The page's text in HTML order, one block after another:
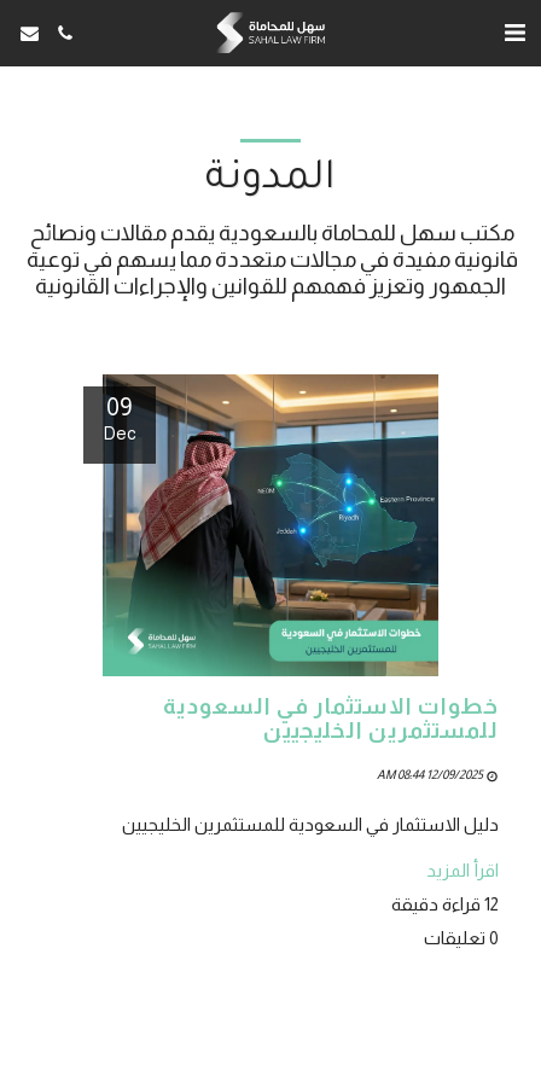
المدونة
الجمهور وتعزيز فهمهم للقوانين والإجراءات القانونية
09
Dec
خطوات الاستثمار في السعودية
للمستثمرين الخليجيين
12/09/2025 08:44 AM
دليل الاستثمار في السعودية للمستثمرين الخليجيين
اقرأ المزيد
12 قراءة دقيقة
0 تعليقات